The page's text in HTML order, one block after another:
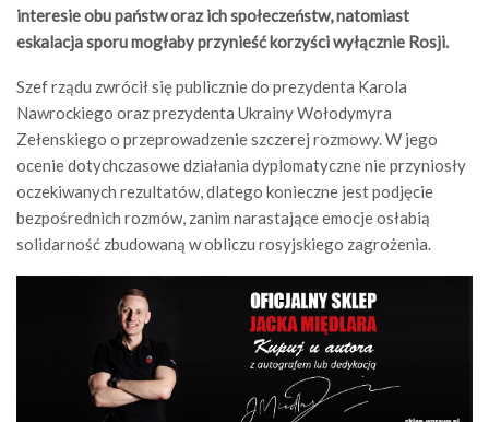
interesie obu państw oraz ich społeczeństw, natomiast
eskalacja sporu mogłaby przynieść korzyści wyłącznie Rosji.
Szef rządu zwrócił się publicznie do prezydenta Karola
Nawrockiego oraz prezydenta Ukrainy Wołodymyra
Zełenskiego o przeprowadzenie szczerej rozmowy. W jego
ocenie dotychczasowe działania dyplomatyczne nie przyniosły
oczekiwanych rezultatów, dlatego konieczne jest podjęcie
bezpośrednich rozmów, zanim narastające emocje osłabią
solidarność zbudowaną w obliczu rosyjskiego zagrożenia.